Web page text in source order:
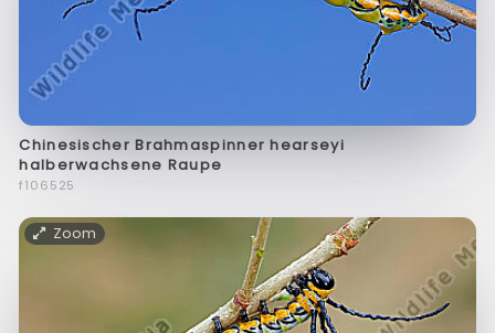
Chinesischer Brahmaspinner hearseyi
halberwachsene Raupe
f106525
Zoom